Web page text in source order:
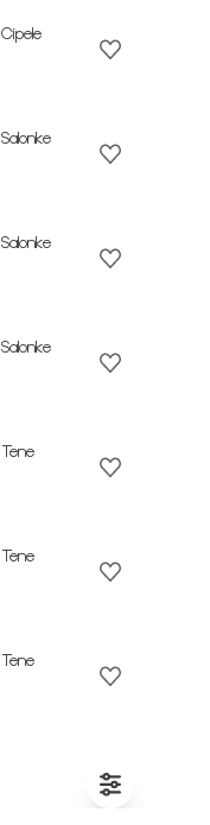
Cipele
Salonke
Salonke
Salonke
Tene
Tene
Tene